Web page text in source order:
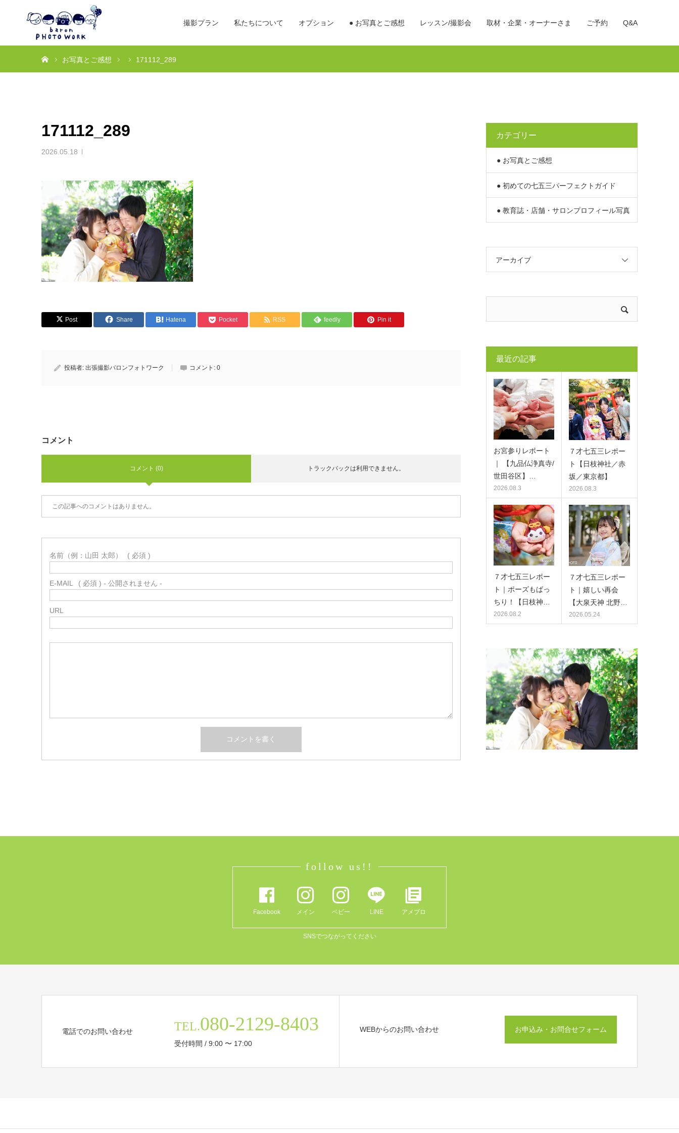
撮影プラン 私たちについて オプション ● お写真とご感想 レッスン/撮影会 取材・企業・オーナーさま ご予約 Q&A
お写真とご感想 171112_289
171112_289
2026.05.18
Post Share Hatena Pocket RSS feedly Pin it
投稿者: 出張撮影バロンフォトワーク コメント: 0
コメント
コメント (0) トラックバックは利用できません。
この記事へのコメントはありません。
名前（例：山田 太郎） ( 必須 )
E-MAIL ( 必須 ) - 公開されません -
URL
カテゴリー
● お写真とご感想
● 初めての七五三パーフェクトガイド
● 教育誌・店舗・サロンプロフィール写真
アーカイブ
最近の記事
お宮参りレポート
｜ 【九品仏浄真寺/
世田谷区】…
2026.08.3
７才七五三レポー
ト【日枝神社／赤
坂／東京都】
2026.08.3
７才七五三レポー
ト｜ポーズもばっ
ちり！【日枝神…
2026.08.2
７才七五三レポー
ト｜嬉しい再会
【大泉天神 北野…
2026.05.24
follow us!!
Facebook メイン ベビー LINE アメブロ
SNSでつながってください
電話でのお問い合わせ TEL.080-2129-8403
受付時間 / 9:00 〜 17:00
WEBからのお問い合わせ お申込み・お問合せフォーム